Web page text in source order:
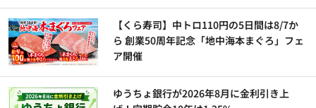
【くら寿司】中トロ110円の5日間は8/7か
ら 創業50周年記念「地中海本まぐろ」フェ
ア開催
ゆうちょ銀行が2026年8月に金利引き上